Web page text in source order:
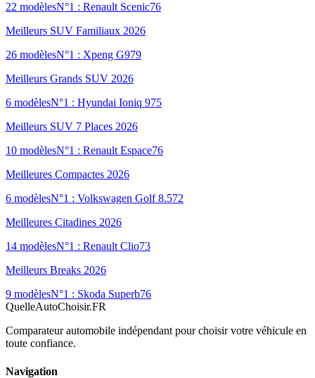
22 modèlesN°1 : Renault Scenic76
Meilleurs SUV Familiaux 2026
26 modèlesN°1 : Xpeng G979
Meilleurs Grands SUV 2026
6 modèlesN°1 : Hyundai Ioniq 975
Meilleurs SUV 7 Places 2026
10 modèlesN°1 : Renault Espace76
Meilleures Compactes 2026
6 modèlesN°1 : Volkswagen Golf 8.572
Meilleures Citadines 2026
14 modèlesN°1 : Renault Clio73
Meilleurs Breaks 2026
9 modèlesN°1 : Skoda Superb76
QuelleAutoChoisir.FR
Comparateur automobile indépendant pour choisir votre véhicule en
toute confiance.
Navigation